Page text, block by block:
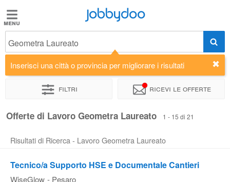
Jobbydoo
Offerte
di
lavoro
Elenco
Jobbydoo
Geometra Laureato
Inserisci una città o provincia per migliorare i risultati
Filtri Ricevi le offerte
Offerte di Lavoro Geometra Laureato 1 - 15 di 21
Risultati di Ricerca - Lavoro Geometra Laureato
Tecnico/a Supporto HSE e Documentale Cantieri
WiseGlow - Pesaro